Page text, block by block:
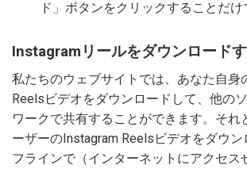
ド」ボタンをクリックすることだけ
Instagramリールをダウンロード
私たちのウェブサイトでは、あなた自身
Reelsビデオをダウンロードして、他の
ワークで共有することができます。それ
ーザーのInstagram Reelsビデオをダウ
フラインで（インターネットにアクセス